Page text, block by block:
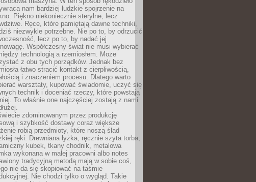
nam bardziej ludzkie spojrzenie na
Piękno niekoniecznie sterylne, lecz
Ręce, które pamiętają dawne techniki,
niezwykle potrzebne. Nie po to, by odrzucić
lecz po to, by nadać jej
Współczesny świat nie musi wybierać
technologią a rzemiosłem. Może
z obu tych porządków. Jednak bez
łatwo stracić kontakt z cierpliwością,
i znaczeniem procesu. Dlatego warto
warsztaty, kupować świadomie, uczyć się
technik i doceniać rzeczy, które powstają
To właśnie one najczęściej zostają z nami
zdominowanym przez produkcję
i szybkość dostawy coraz większe
robią przedmioty, które noszą ślad
ręki. Drewniana łyżka, ręcznie szyta torba,
kubek, tkany chodnik, metalowa
wykonana w małej pracowni albo notes
tradycyjną metodą mają w sobie coś,
nie da się skopiować na taśmie
Nie chodzi tylko o wygląd. Takie